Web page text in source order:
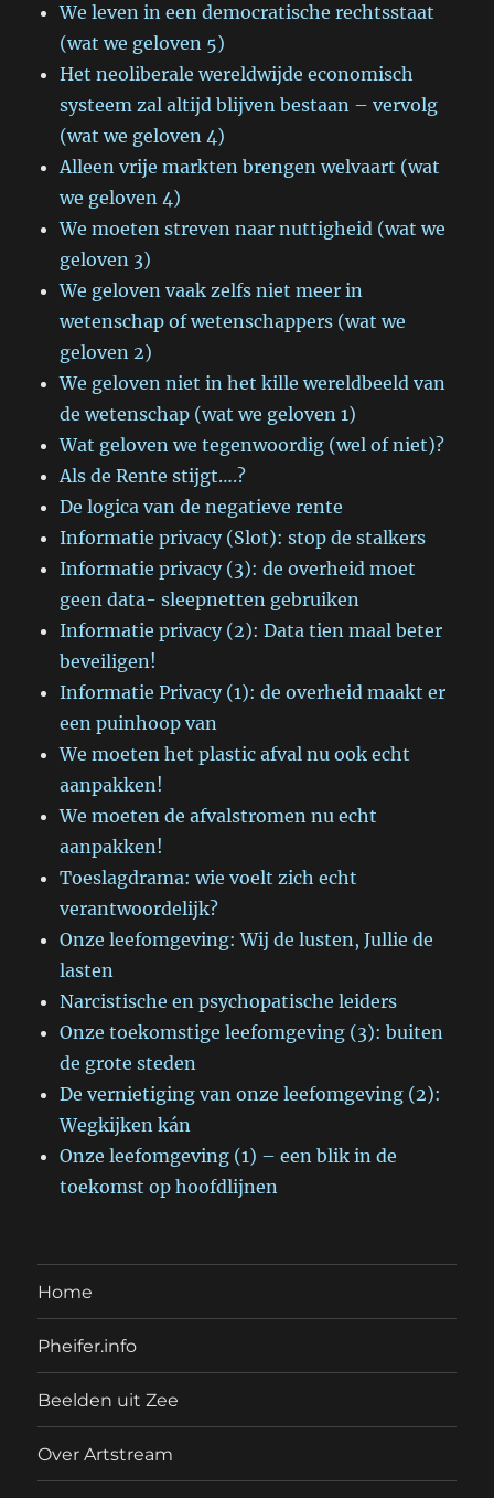
We leven in een democratische rechtsstaat
(wat we geloven 5)
Het neoliberale wereldwijde economisch
systeem zal altijd blijven bestaan – vervolg
(wat we geloven 4)
Alleen vrije markten brengen welvaart (wat
we geloven 4)
We moeten streven naar nuttigheid (wat we
geloven 3)
We geloven vaak zelfs niet meer in
wetenschap of wetenschappers (wat we
geloven 2)
We geloven niet in het kille wereldbeeld van
de wetenschap (wat we geloven 1)
Wat geloven we tegenwoordig (wel of niet)?
Als de Rente stijgt….?
De logica van de negatieve rente
Informatie privacy (Slot): stop de stalkers
Informatie privacy (3): de overheid moet
geen data- sleepnetten gebruiken
Informatie privacy (2): Data tien maal beter
beveiligen!
Informatie Privacy (1): de overheid maakt er
een puinhoop van
We moeten het plastic afval nu ook echt
aanpakken!
We moeten de afvalstromen nu echt
aanpakken!
Toeslagdrama: wie voelt zich echt
verantwoordelijk?
Onze leefomgeving: Wij de lusten, Jullie de
lasten
Narcistische en psychopatische leiders
Onze toekomstige leefomgeving (3): buiten
de grote steden
De vernietiging van onze leefomgeving (2):
Wegkijken kán
Onze leefomgeving (1) – een blik in de
toekomst op hoofdlijnen
Home
Pheifer.info
Beelden uit Zee
Over Artstream